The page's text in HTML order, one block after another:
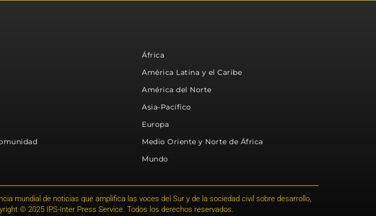
África
América Latina y el Caribe
América del Norte
Asia-Pacífico
Europa
Medio Oriente y Norte de África
Mundo
mundial de noticias que amplifica las voces del Sur y de la sociedad civil sobre desarrollo,
© 2025 IPS-Inter Press Service. Todos los derechos reservados.